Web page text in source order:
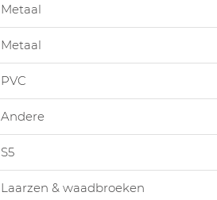
Metaal
Metaal
PVC
Andere
S5
Laarzen & waadbroeken